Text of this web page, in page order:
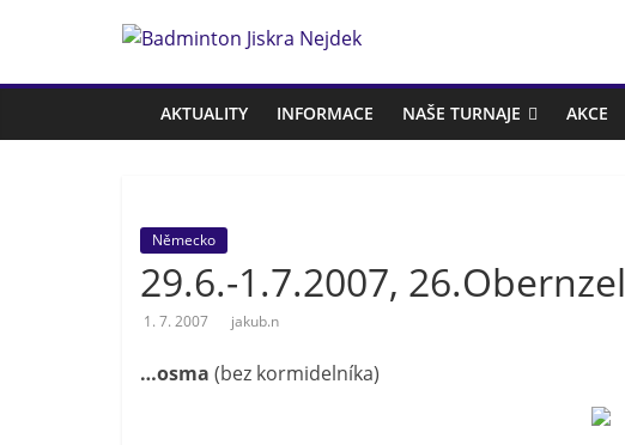
Badminton
Jiskra
Badmintonový
oddíl
Nejdek
AKTUALITY INFORMACE NAŠE TURNAJE AKCE
Německo
29.6.-1.7.2007,
1. 7. 2007 jakub.n
…osma (bez kormidelníka)